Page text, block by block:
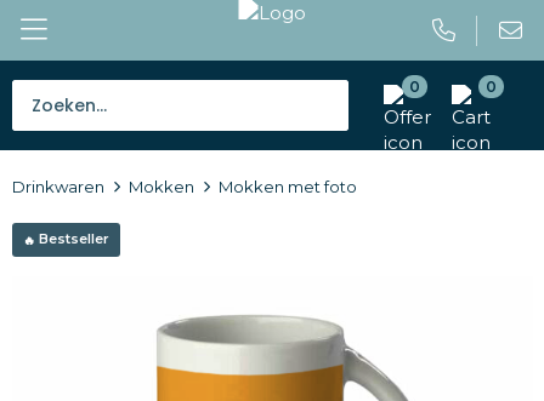
0 0
Tassen
Caps en mutsen
Drinkwaren Mokken Mokken met foto
Bestseller